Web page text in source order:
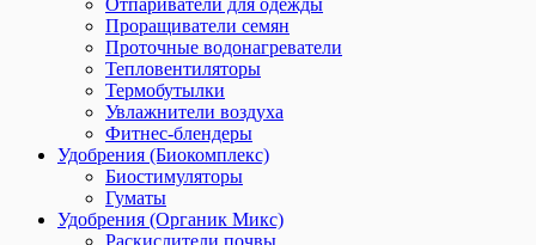
Проращиватели семян
Проточные водонагреватели
Тепловентиляторы
Термобутылки
Увлажнители воздуха
Фитнес-блендеры
Удобрения (Биокомплекс)
Биостимуляторы
Гуматы
Удобрения (Органик Микс)
Раскислители почвы